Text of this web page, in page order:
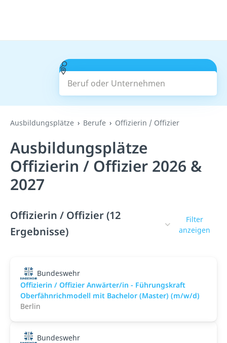
Beruf oder Unternehmen
Suchen
Ausbildungsplätze Berufe Offizierin / Offizier
Ausbildungsplätze
Offizierin / Offizier 2026 &
2027
Offizierin / Offizier (12
Ergebnisse)
Filter
anzeigen
Bundeswehr
Offizierin / Offizier Anwärter/in - Führungskraft
Oberfähnrichmodell mit Bachelor (Master) (m/w/d)
Berlin
Bundeswehr